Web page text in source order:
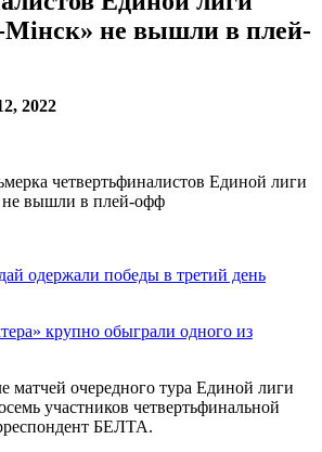
не вышли в плей-
2022
одержали победы в третий день
крупно обыграли одного из
матчей очередного тура Единой лиги
участников четвертьфинальной
БЕЛТА.